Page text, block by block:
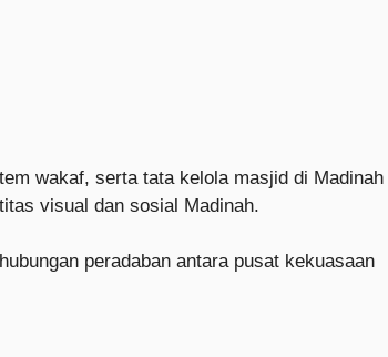
wakaf, serta tata kelola masjid di Madinah
visual dan sosial Madinah.
peradaban antara pusat kekuasaan